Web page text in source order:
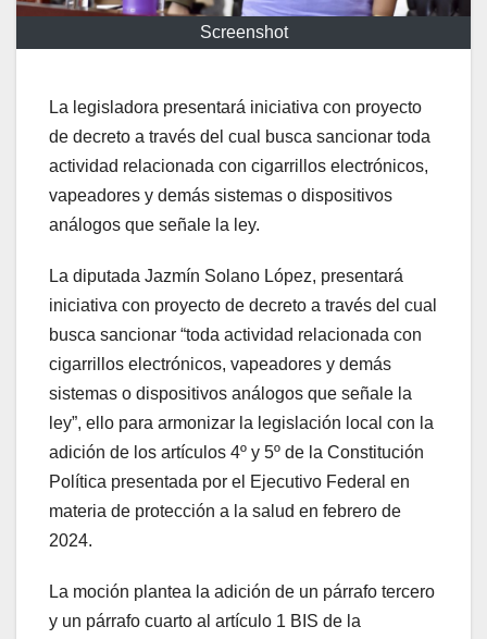
Screenshot
La legisladora presentará iniciativa con proyecto
de decreto a través del cual busca sancionar toda
actividad relacionada con cigarrillos electrónicos,
vapeadores y demás sistemas o dispositivos
análogos que señale la ley.
La diputada Jazmín Solano López, presentará
iniciativa con proyecto de decreto a través del cual
busca sancionar “toda actividad relacionada con
cigarrillos electrónicos, vapeadores y demás
sistemas o dispositivos análogos que señale la
ley”, ello para armonizar la legislación local con la
adición de los artículos 4º y 5º de la Constitución
Política presentada por el Ejecutivo Federal en
materia de protección a la salud en febrero de
2024.
La moción plantea la adición de un párrafo tercero
y un párrafo cuarto al artículo 1 BIS de la